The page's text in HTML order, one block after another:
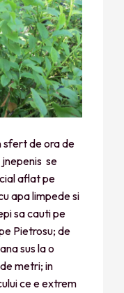
sfert de ora de
se
aflat pe
apa limpede si
sa cauti pe
Pietrosu; de
sus la o
metri; in
ce e extrem